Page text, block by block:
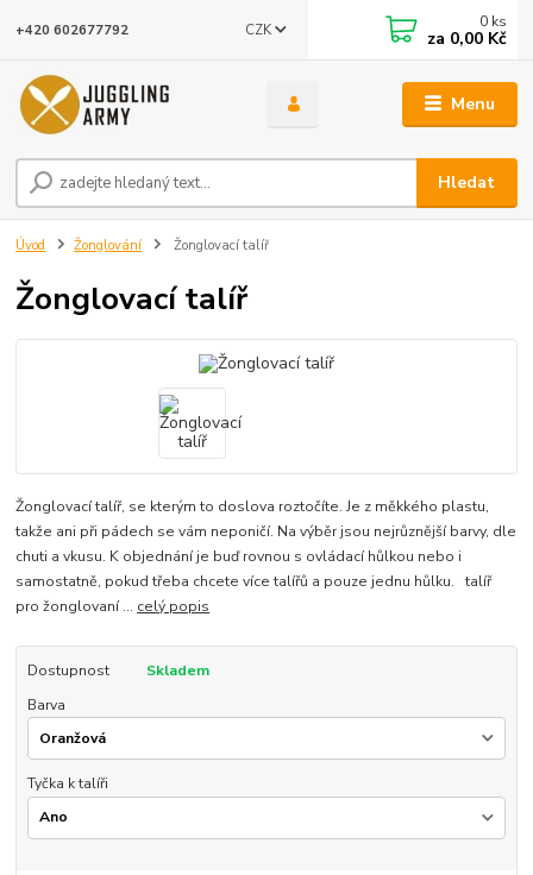
Menu
CZK
Hledat
+420 602677792 0 ks
za 0,00 Kč
Úvod Žonglování Žonglovací talíř
Žonglovací talíř
Žonglovací talíř, se kterým to doslova roztočíte. Je z měkkého plastu,
takže ani při pádech se vám neponičí. Na výběr jsou nejrůznější barvy, dle
chuti a vkusu. K objednání je buď rovnou s ovládací hůlkou nebo i
samostatně, pokud třeba chcete více talířů a pouze jednu hůlku. talíř
pro žonglovaní ... celý popis
Dostupnost
Skladem
Barva
Tyčka k talíři